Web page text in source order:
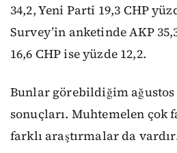
34,2, Yeni Parti 19,3 CHP
Survey’in anketinde AKP
16,6 CHP ise yüzde 12,2.
Bunlar görebildiğim
sonuçları. Muhtemelen çok
farklı araştırmalar da